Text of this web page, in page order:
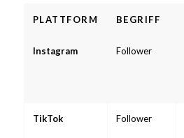
PLATTFORM BEGRIFF
Instagram Follower
TikTok Follower